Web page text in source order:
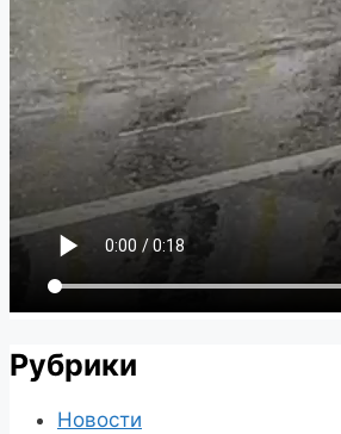
Рубрики
Новости